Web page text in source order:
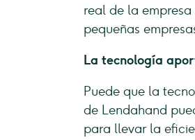
real de la
pequeñas
La tecnología
Puede que la
de Lendahand
para llevar la